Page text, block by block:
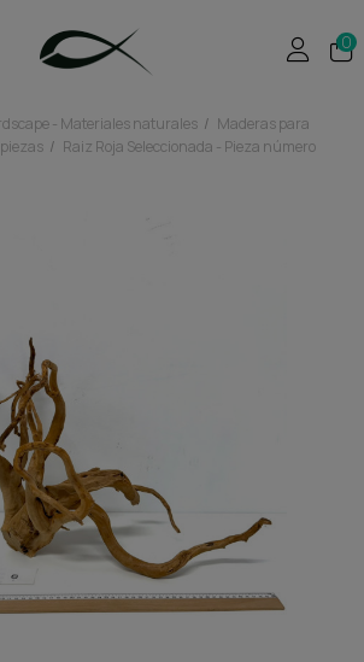
0
- Materiales naturales
Maderas para
Raiz Roja Seleccionada - Pieza número